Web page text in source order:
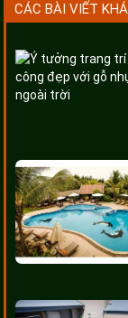
CÁC BÀI VIẾT